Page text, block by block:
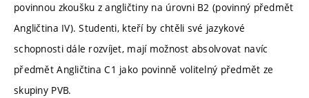
povinnou zkoušku z angličtiny na úrovni B2 (povinný předmět
Angličtina IV). Studenti, kteří by chtěli své jazykové
schopnosti dále rozvíjet, mají možnost absolvovat navíc
předmět Angličtina C1 jako povinně volitelný předmět ze
skupiny PVB.